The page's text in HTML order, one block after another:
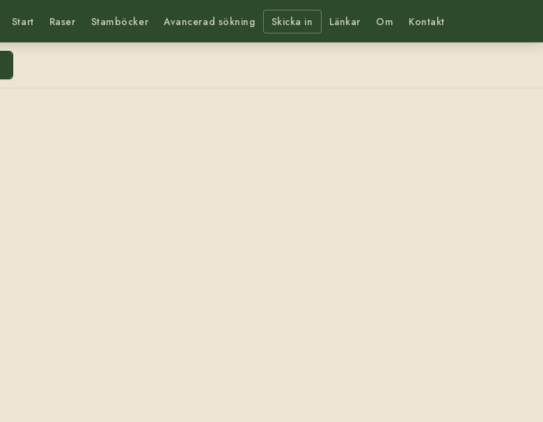
Start Raser Stamböcker Avancerad sökning Skicka in Länkar Om Kontakt